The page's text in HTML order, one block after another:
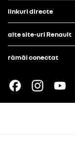
linkuri directe
alte site-uri Renault
rămâi conectat